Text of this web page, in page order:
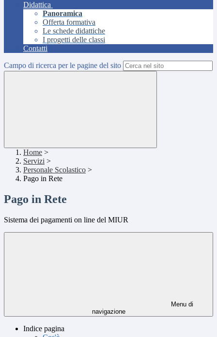
Didattica
Panoramica
Offerta formativa
Le schede didattiche
I progetti delle classi
Contatti
Campo di ricerca per le pagine del sito
Home >
Servizi >
Personale Scolastico >
Pago in Rete
Pago in Rete
Sistema dei pagamenti on line del MIUR
Menu di
navigazione
Indice pagina